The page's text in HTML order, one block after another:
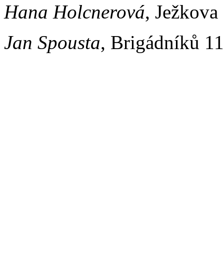
Hana Holcnerová,
Jan Spousta, Brigádníků